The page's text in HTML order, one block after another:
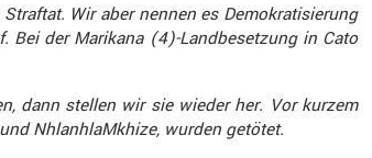
Wir aber nennen es Demokra­ti­sie­rung
Bei der Marikana (4)-Landbesetzung in Cato
dann stellen wir sie wieder her. Vor kurzem
NhlanhlaMkhize, wurden getötet.